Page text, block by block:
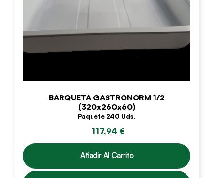
BARQUETA GASTRONORM 1/2
(320x260x60)
Paquete 240 Uds.
117,94 €
Añadir Al Carrito